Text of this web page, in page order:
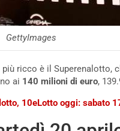
GettyImages
ricco è il Superenalotto,
ai 140 milioni di euro,
10eLotto oggi: sabato